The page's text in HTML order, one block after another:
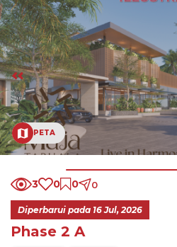
PETA
3 0 0 0
Diperbarui pada 16 Jul, 2026
Phase 2 A